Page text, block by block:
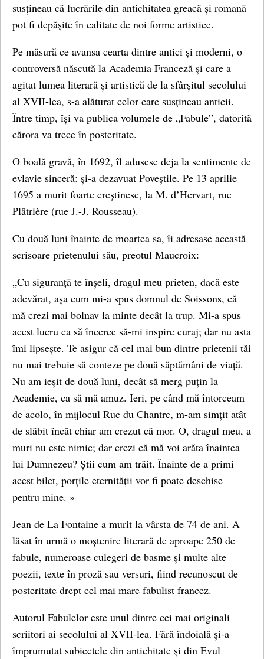
susțineau că lucrările din antichitatea greacă și romană
pot fi depășite în calitate de noi forme artistice.
Pe măsură ce avansa cearta dintre antici și moderni, o
controversă născută la Academia Franceză și care a
agitat lumea literară și artistică de la sfârșitul secolului
al XVII-lea, s-a alăturat celor care susțineau anticii.
Între timp, își va publica volumele de „Fabule”, datorită
cărora va trece în posteritate.
O boală gravă, în 1692, îl adusese deja la sentimente de
evlavie sinceră: și-a dezavuat Poveștile. Pe 13 aprilie
1695 a murit foarte creştinesc, la M. d’Hervart, rue
Plâtrière (rue J.-J. Rousseau).
Cu două luni înainte de moartea sa, îi adresase această
scrisoare prietenului său, preotul Maucroix:
„Cu siguranță te înșeli, dragul meu prieten, dacă este
adevărat, așa cum mi-a spus domnul de Soissons, că
mă crezi mai bolnav la minte decât la trup. Mi-a spus
acest lucru ca să încerce să-mi inspire curaj; dar nu asta
îmi lipsește. Te asigur că cel mai bun dintre prietenii tăi
nu mai trebuie să conteze pe două săptămâni de viață.
Nu am ieșit de două luni, decât să merg puțin la
Academie, ca să mă amuz. Ieri, pe când mă întorceam
de acolo, în mijlocul Rue du Chantre, m-am simțit atât
de slăbit încât chiar am crezut că mor. O, dragul meu, a
muri nu este nimic; dar crezi că mă voi arăta înaintea
lui Dumnezeu? Știi cum am trăit. Înainte de a primi
acest bilet, porțile eternității vor fi poate deschise
pentru mine. »
Jean de La Fontaine a murit la vârsta de 74 de ani. A
lăsat în urmă o moștenire literară de aproape 250 de
fabule, numeroase culegeri de basme și multe alte
poezii, texte în proză sau versuri, fiind recunoscut de
posteritate drept cel mai mare fabulist francez.
Autorul Fabulelor este unul dintre cei mai originali
scriitori ai secolului al XVII-lea. Fără îndoială și-a
împrumutat subiectele din antichitate și din Evul